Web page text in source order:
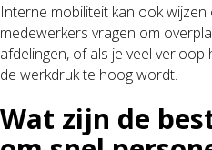
Interne mobiliteit kan ook wijzen
medewerkers vragen om
afdelingen, of als je veel
de werkdruk te hoog wordt.
Wat zijn de